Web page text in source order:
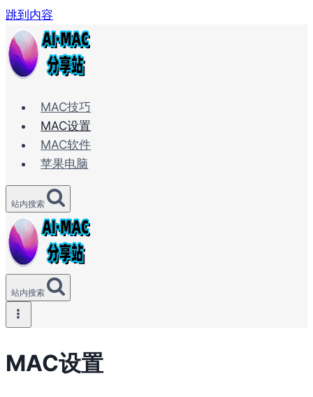
跳到内容
MAC技巧
MAC设置
MAC软件
苹果电脑
站内搜索
站内搜索
MAC设置